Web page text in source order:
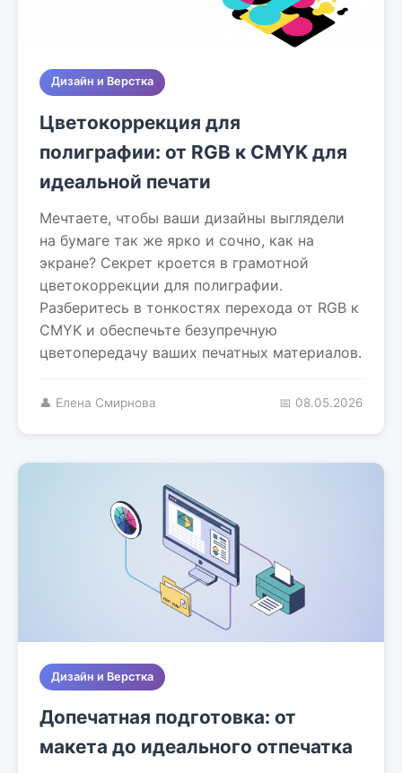
Дизайн и Верстка
Цветокоррекция для
полиграфии: от RGB к CMYK для
идеальной печати
Мечтаете, чтобы ваши дизайны выглядели
на бумаге так же ярко и сочно, как на
экране? Секрет кроется в грамотной
цветокоррекции для полиграфии.
Разберитесь в тонкостях перехода от RGB к
CMYK и обеспечьте безупречную
цветопередачу ваших печатных материалов.
👤 Елена Смирнова 📅 08.05.2026
Дизайн и Верстка
Допечатная подготовка: от
макета до идеального отпечатка